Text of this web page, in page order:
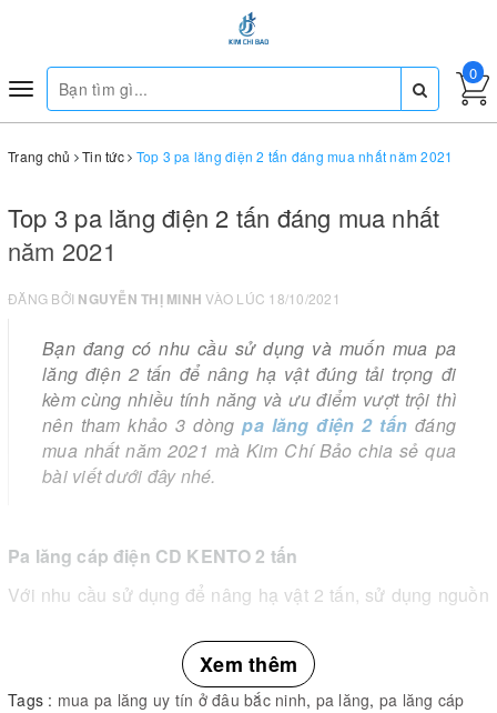
Toggle
navigation
0
Trang chủ Tin tức Top 3 pa lăng điện 2 tấn đáng mua nhất năm 2021
Top 3 pa lăng điện 2 tấn đáng mua nhất
năm 2021
ĐĂNG BỞI NGUYỄN THỊ MINH VÀO LÚC 18/10/2021
Bạn đang có nhu cầu sử dụng và muốn mua pa
lăng điện 2 tấn để nâng hạ vật đúng tải trọng đi
kèm cùng nhiều tính năng và ưu điểm vượt trội thì
nên tham khảo 3 dòngpa lăng điện 2 tấn đáng
mua nhất năm 2021 mà Kim Chí Bảo chia sẻ qua
bài viết dưới đây nhé.
Pa lăng cáp điện CD KENTO 2 tấn
Với nhu cầu sử dụng để nâng hạ vật 2 tấn, sử dụng nguồn
điện CD KENTO 2 tấn này.Xem thêm
Tags : mua pa lăng uy tín ở đâu bắc ninh, pa lăng, pa lăng cáp